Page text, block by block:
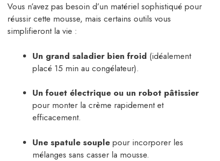
Vous n’avez pas besoin d’un matériel sophistiqué pour
réussir cette mousse, mais certains outils vous
simplifieront la vie :
Un grand saladier bien froid (idéalement
placé 15 min au congélateur).
Un fouet électrique ou un robot pâtissier
pour monter la crème rapidement et
efficacement.
Une spatule souple pour incorporer les
mélanges sans casser la mousse.